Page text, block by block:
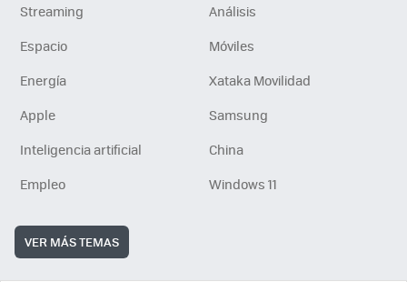
Streaming
Análisis
Espacio
Móviles
Energía
Xataka Movilidad
Apple
Samsung
Inteligencia artificial
China
Empleo
Windows 11
VER MÁS TEMAS